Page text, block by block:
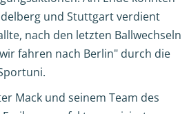
und Stuttgart verdient
nach den letzten Ballwechseln
fahren nach Berlin" durch die
Mack und seinem Team des